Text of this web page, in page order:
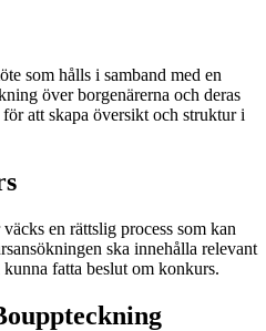
som hålls i samband med en
över borgenärerna och deras
att skapa översikt och struktur i
en rättslig process som kan
ska innehålla relevant
fatta beslut om konkurs.